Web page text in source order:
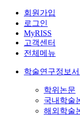
회원가입
로그인
MyRISS
고객센터
전체메뉴
학술연구정보
학위논문
국내학술
해외학술